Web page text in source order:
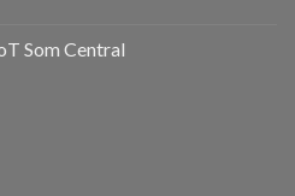
Som Central